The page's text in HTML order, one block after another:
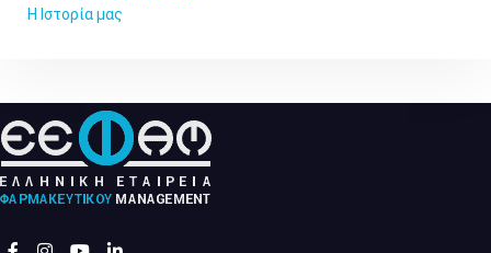
Η Ιστορία μας